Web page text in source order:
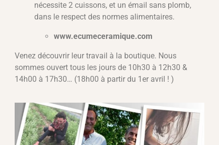
nécessite 2 cuissons, et un émail sans plomb,
dans le respect des normes alimentaires.
www.ecumeceramique.com
Venez découvrir leur travail à la boutique. Nous
sommes ouvert tous les jours de 10h30 à 12h30 &
14h00 à 17h30… (18h00 à partir du 1er avril ! )